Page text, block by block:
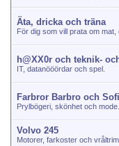
Äta, dricka och träna
För dig som vill prata om
h@XX0r och teknik-
IT, datanööördar och spel.
Farbror Barbro och
Prylbögeri, skönhet och
Volvo 245
Motorer, farkoster och